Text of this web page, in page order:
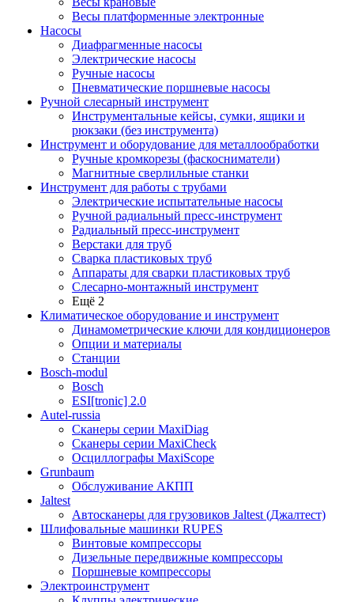
Весы платформенные электронные
Насосы
Диафрагменные насосы
Электрические насосы
Ручные насосы
Пневматические поршневые насосы
Ручной слесарный инструмент
Инструментальные кейсы, сумки, ящики и
рюкзаки (без инструмента)
Инструмент и оборудование для металлообработки
Ручные кромкорезы (фаскосниматели)
Магнитные сверлильные станки
Инструмент для работы с трубами
Электрические испытательные насосы
Ручной радиальный пресс-инструмент
Радиальный пресс-инструмент
Верстаки для труб
Сварка пластиковых труб
Аппараты для сварки пластиковых труб
Слесарно-монтажный инструмент
Ещё 2
Климатическое оборудование и инструмент
Динамометрические ключи для кондиционеров
Опции и материалы
Станции
Bosch-modul
Bosch
ESI[tronic] 2.0
Autel-russia
Сканеры серии MaxiDiag
Сканеры серии MaxiCheck
Осциллографы MaxiScope
Grunbaum
Обслуживание АКПП
Jaltest
Автосканеры для грузовиков Jaltest (Джалтест)
Шлифовальные машинки RUPES
Винтовые компрессоры
Дизельные передвижные компрессоры
Поршневые компрессоры
Электроинструмент